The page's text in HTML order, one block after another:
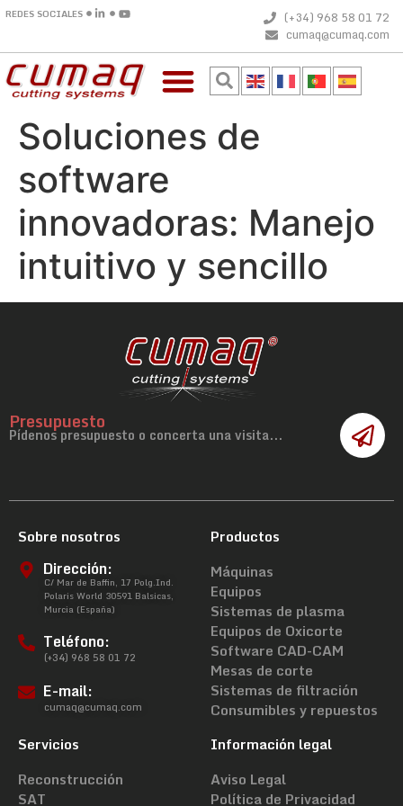
REDES SOCIALES
(+34) 968 58 01 72
cumaq@cumaq.com
Soluciones de
software
innovadoras: Manejo
intuitivo y sencillo
Presupuesto
Pídenos presupuesto o concerta una visita...
Sobre nosotros
Dirección:
C/ Mar de Baffin, 17 Polg.Ind.
Polaris World 30591 Balsicas,
Murcia (España)
Teléfono:
(+34) 968 58 01 72
E-mail:
cumaq@cumaq.com
Productos
Máquinas
Equipos
Sistemas de plasma
Equipos de Oxicorte
Software CAD-CAM
Mesas de corte
Sistemas de filtración
Consumibles y repuestos
Servicios
Reconstrucción
SAT
Información legal
Aviso Legal
Política de Privacidad